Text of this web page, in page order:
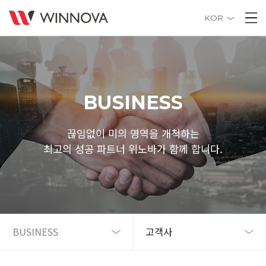
KOR
BUSINESS
끊임없이 미의 영역을 개척하는
최고의 성공 파트너 위노바가 함께 합니다.
BUSINESS 고객사